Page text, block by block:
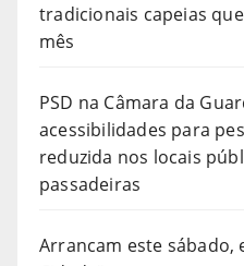
tradicionais capeias
mês
PSD na Câmara da
acessibilidades para
reduzida nos locais
passadeiras
Arrancam este sábado,